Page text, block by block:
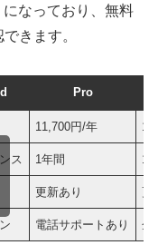
なっており、無料
きます。
Pro
11,700円/年
ス 1年間 1
更新あり 更
電話サポートあり 企